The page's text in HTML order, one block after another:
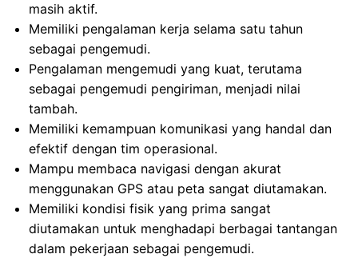
masih aktif.
Memiliki pengalaman kerja selama satu tahun
sebagai pengemudi.
Pengalaman mengemudi yang kuat, terutama
sebagai pengemudi pengiriman, menjadi nilai
tambah.
Memiliki kemampuan komunikasi yang handal dan
efektif dengan tim operasional.
Mampu membaca navigasi dengan akurat
menggunakan GPS atau peta sangat diutamakan.
Memiliki kondisi fisik yang prima sangat
diutamakan untuk menghadapi berbagai tantangan
dalam pekerjaan sebagai pengemudi.